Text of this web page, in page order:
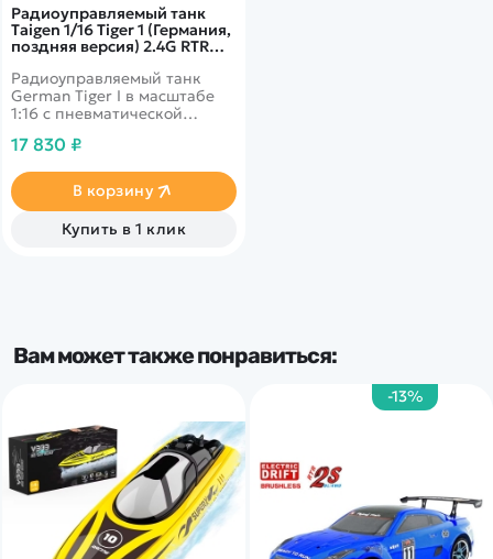
Радиоуправляемый танк
Taigen 1/16 Tiger 1 (Германия,
поздняя версия) 2.4G RTR
1B-P
Радиоуправляемый танк
German Tiger I в масштабе
1:16 с пневматической
звуковыми эффектами&nbsp;
17 830 ₽
В корзину
Купить в 1 клик
Вам может также понравиться:
-13%